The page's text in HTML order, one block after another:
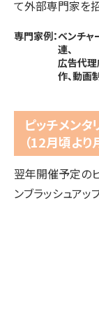
て外部専門家を
専門家例：ベンチャ
連、
広告代理
作、動画
ピッチメンタ
（12月頃より
翌年開催予定の
ンブラッシュアッ